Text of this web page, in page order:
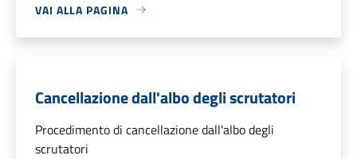
VAI ALLA PAGINA
Cancellazione dall'albo degli scrutatori
Procedimento di cancellazione dall'albo degli
scrutatori